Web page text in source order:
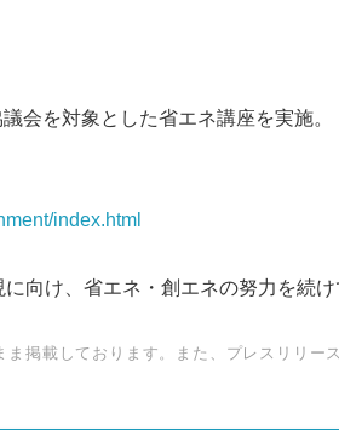
会を対象とした省エネ講座を実施。
index.html
向け、省エネ・創エネの努力を続け
掲載しております。また、プレスリリー